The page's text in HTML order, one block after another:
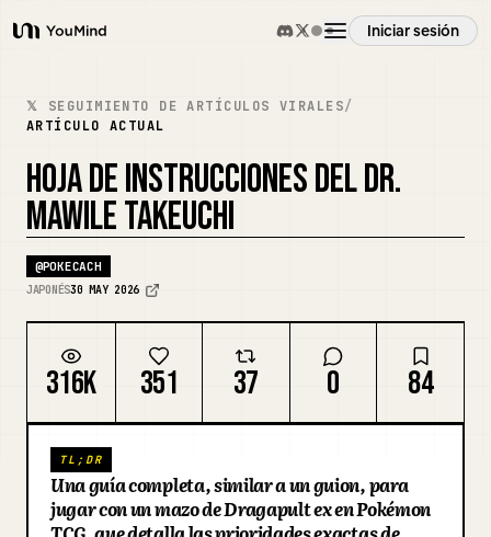
YouMind
Iniciar sesión
Resumen
Casos de uso
Habilidades
Precios
Descargar
Blog
𝕏 SEGUIMIENTO DE ARTÍCULOS VIRALES/
ARTÍCULO ACTUAL
HOJA DE INSTRUCCIONES DEL DR.
MAWILE TAKEUCHI
@POKECACH
JAPONÉS30 MAY 2026
316K 351 37 0 84
TL;DR
Una guía completa, similar a un guion, para
jugar con un mazo de Dragapult ex en Pokémon